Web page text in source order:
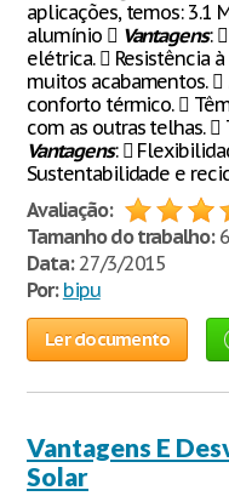
aplicações, temos: 3.1
alumínio  Vantagens:
elétrica.  Resistência
muitos acabamentos. 
conforto térmico. 
com as outras telhas.
Vantagens: 
Sustentabilidade e
Avaliação:
Tamanho do trabalho:
Data:27/3/2015
Por: bipu
Ler documento
Vantagens E
Solar